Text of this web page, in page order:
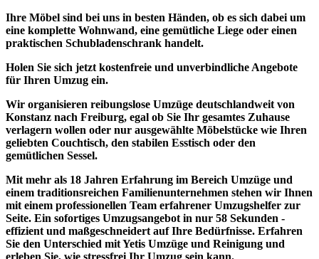
Ihre Möbel sind bei uns in besten Händen, ob es sich dabei um
eine komplette Wohnwand, eine gemütliche Liege oder einen
praktischen Schubladenschrank handelt.
Holen Sie sich jetzt kostenfreie und unverbindliche Angebote
für Ihren Umzug ein.
Wir organisieren reibungslose Umzüge deutschlandweit von
Konstanz nach Freiburg, egal ob Sie Ihr gesamtes Zuhause
verlagern wollen oder nur ausgewählte Möbelstücke wie Ihren
geliebten Couchtisch, den stabilen Esstisch oder den
gemütlichen Sessel.
Mit mehr als 18 Jahren Erfahrung im Bereich Umzüge und
einem traditionsreichen Familienunternehmen stehen wir Ihnen
mit einem professionellen Team erfahrener Umzugshelfer zur
Seite. Ein sofortiges Umzugsangebot in nur 58 Sekunden -
effizient und maßgeschneidert auf Ihre Bedürfnisse. Erfahren
Sie den Unterschied mit Yetis Umzüge und Reinigung und
erleben Sie, wie stressfrei Ihr Umzug sein kann.